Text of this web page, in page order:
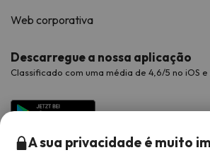
Web corporativa
Descarregue a nossa aplicação
Classificado com uma média de 4,6/5 no iOS
A sua privacidade é muito